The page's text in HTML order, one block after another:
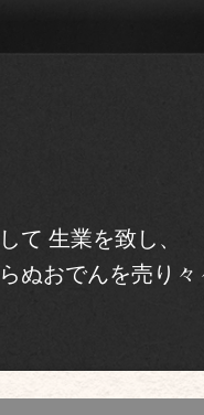
て 生業を致し、
おでんを売り々